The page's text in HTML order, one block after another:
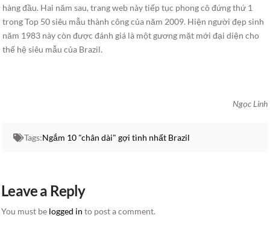
hàng đầu. Hai năm sau, trang web này tiếp tục phong cô đứng thứ 1
trong Top 50 siêu mẫu thành công của năm 2009. Hiện người đẹp sinh
năm 1983 này còn được đánh giá là một gương mặt mới đại diện cho
thế hệ siêu mẫu của Brazil.
Ngọc Linh
Tags:Ngắm 10 "chân dài" gợi tình nhất Brazil
Leave a Reply
You must be logged in to post a comment.